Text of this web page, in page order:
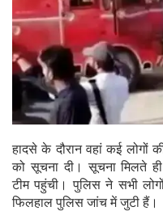
हादसे के दौरान वहां कई लोगों
को सूचना दी। सूचना मिलते
टीम पहुंची। पुलिस ने सभी
फिलहाल पुलिस जांच में जुटी हैं।